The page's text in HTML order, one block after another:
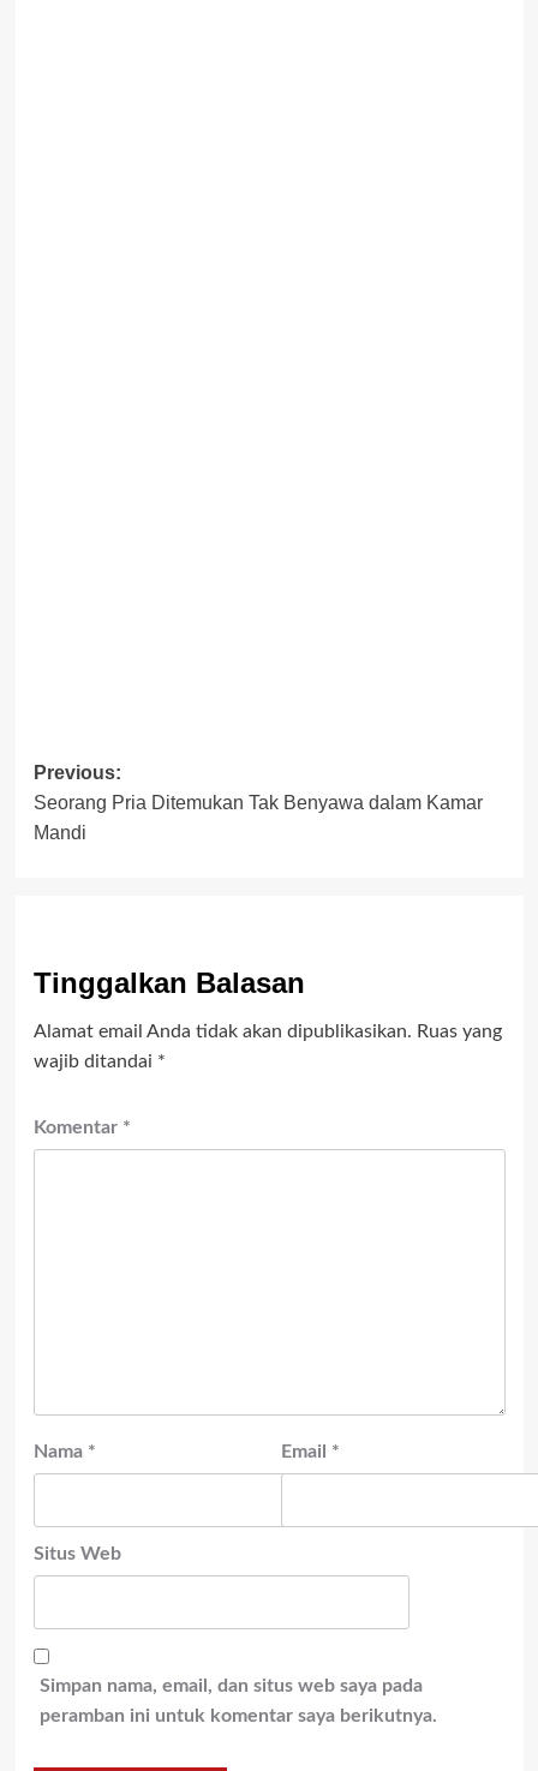
Post
navigation
Previous:
Seorang Pria Ditemukan Tak Benyawa dalam Kamar
Mandi
Tinggalkan Balasan
Alamat email Anda tidak akan dipublikasikan. Ruas yang
wajib ditandai *
Komentar *
Nama * Email *
Situs Web
Simpan nama, email, dan situs web saya pada
peramban ini untuk komentar saya berikutnya.